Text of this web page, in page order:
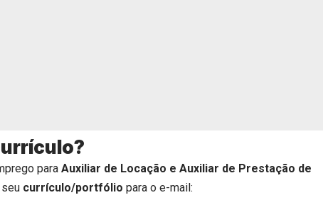
para Auxiliar de Locação e Auxiliar de Prestação de
currículo/portfólio para o e-mail: